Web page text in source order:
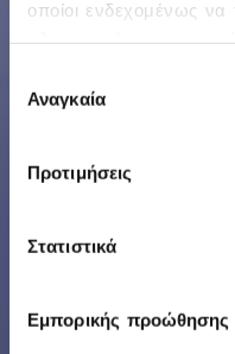
οποίοι ενδεχομένως
χρήση των υπηρεσιών
συγκατάθεσης
Αναγκαία
Προτιμήσεις
Στατιστικά
Εμπορικής προώθησης
Δελτία Τύπου –
Μάθε τα
Όμιλο
τις